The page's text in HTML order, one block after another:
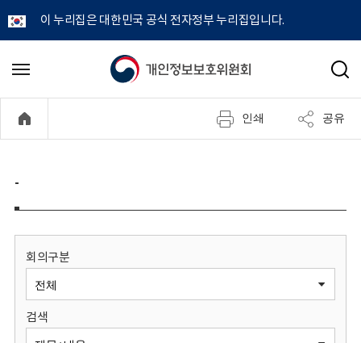
이 누리집은 대한민국 공식 전자정부 누리집입니다.
개
정
보
원
메
기
검
인쇄 공유
-
회의구분
검색